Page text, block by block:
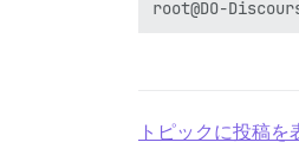
トピックに投稿を